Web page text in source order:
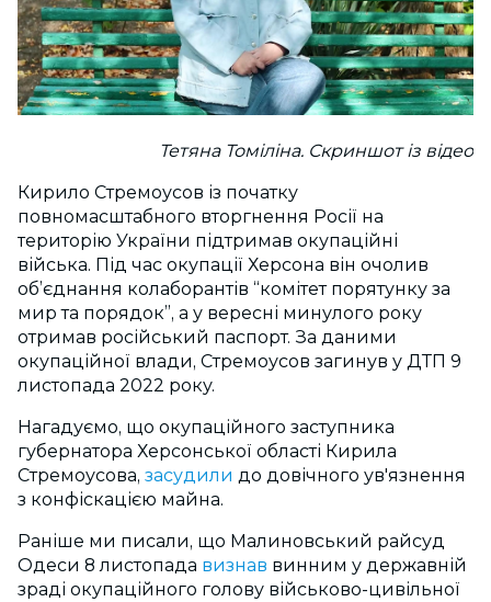
Тетяна Томіліна. Скриншот із відео
Кирило Стремоусов із початку
повномасштабного вторгнення Росії на
територію України підтримав окупаційні
війська. Під час окупації Херсона він очолив
об’єднання колаборантів “комітет порятунку за
мир та порядок”, а у вересні минулого року
отримав російський паспорт. За даними
окупаційної влади, Стремоусов загинув у ДТП 9
листопада 2022 року.
Нагадуємо, що окупаційного заступника
губернатора Херсонської області Кирила
Стремоусова, засудили до довічного ув'язнення
з конфіскацією майна.
Раніше ми писали, що Малиновський райсуд
Одеси 8 листопада визнав винним у державній
зраді окупаційного голову військово-цивільної